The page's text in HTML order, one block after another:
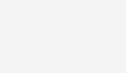
Gilt die auch für Handwerksbetriebe?
für Handwerksbetriebe, sofern sich
richtet.
(Richtlinie (EU) 2024 / 825),